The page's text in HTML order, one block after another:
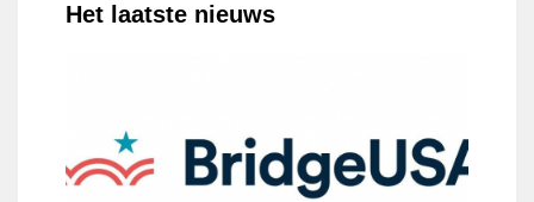
Het laatste nieuws